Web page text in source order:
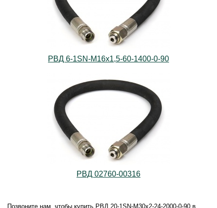
РВД 6-1SN-M16х1,5-60-1400-0-90
РВД 02760-00316
Позвоните нам, чтобы купить РВД 20-1SN-M30х2-24-2000-0-90 в